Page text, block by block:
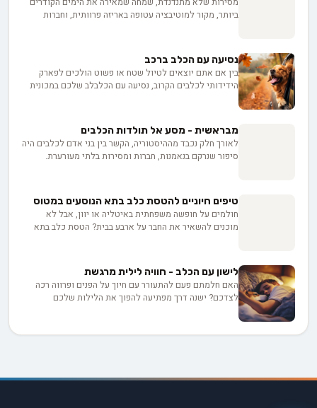
ביותר, מקור למוטיבציה עטופה באריזה פרוותית, וחברות
נסיעה עם הכלב ברכב
בין אם אתם יוצאים לטיול שטח או פשוט הולכים לפארק
הידידותי לכלבים הקרוב, נסיעה עם הכלבלב שלכם במכונית
המסע חשובה ביותר. בכתבה זו, נבחן אמצעי בטיחות חיוניים
לנסיעה עם הכלב ברכב, נעמיק בעולם אפשרויות הישיבה
הנוחות והבטוחות, נטפל בסוגיית הסחרחורת שחלק מהכלבים
עלולים לחוות במהלך הכביש, ולבסוף, נתמודד עם שאלה
מבראשית - מסע אל תולדות הכלבים
לאורך חלק נכבד מההיסטוריה, הקשר בין בני אדם לכלבים היה
סיפור שנרקם בנאמנות, חברות ומסירות בלתי מעורערת.
הכלבים הוא מסע שובה לב המשתרע על פני אלפי שנים.
תחילתו של התקופה הפרהיסטורית, הסיפור הכובש של
תולדות הכלבים מלא באבני דרך מרתקות, טרנספורמציות
אבולוציוניות והשפעות עמוקות על הציוויליזציה האנושית.
טיפים חיוניים להטסת כלב בתא הנוסעים במטוס
חולמים על חופשה משפחתית באיטליה או יוון, אבל לא
מוכנים להשאיר את החבר על ארבע בבית? הטסת כלב בתא
את החוויה לרגועה ובטוחה לכולם.
לישון עם הכלב - חוויה לילית מרגשת
האם חלמתם פעם להתעורר עם חיוך על הפנים ופרווה רכה
לצדכם? ישנה דרך מפתיעה להפוך את הלילות שלכם
והפיזית. בואו נגלה יחד איך להפוך את מיטתכם לגן עדן